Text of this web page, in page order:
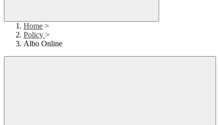
Home >
Policy >
Albo Online